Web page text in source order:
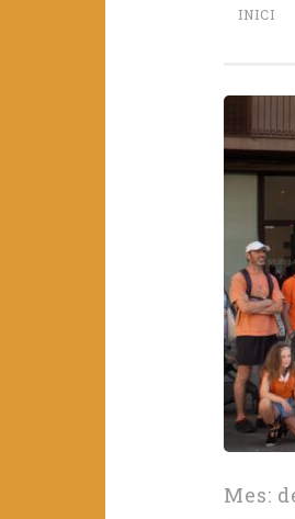
INICI
Mes: